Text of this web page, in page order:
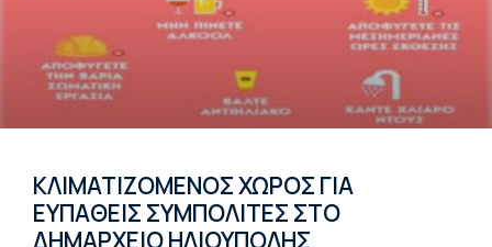
ΚΛΙΜΑΤΙΖΟΜΕΝΟΣ ΧΩΡΟΣ ΓΙΑ
ΕΥΠΑΘΕΙΣ ΣΥΜΠΟΛΙΤΕΣ ΣΤΟ
ΔΗΜΑΡΧΕΙΟ ΗΛΙΟΥΠΟΛΗΣ